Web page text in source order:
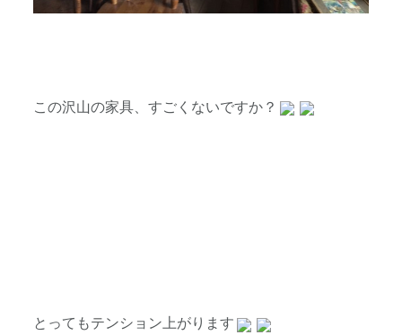
この沢山の家具、すごくないですか？
とってもテンション上がります